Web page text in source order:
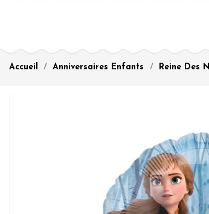
Accueil Anniversaires Enfants Reine Des